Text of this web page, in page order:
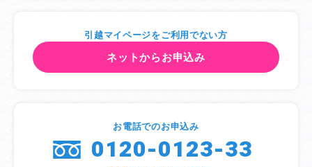
引越マイページをご利用でない方
ネットからお申込み
お電話でのお申込み
0120-0123-33